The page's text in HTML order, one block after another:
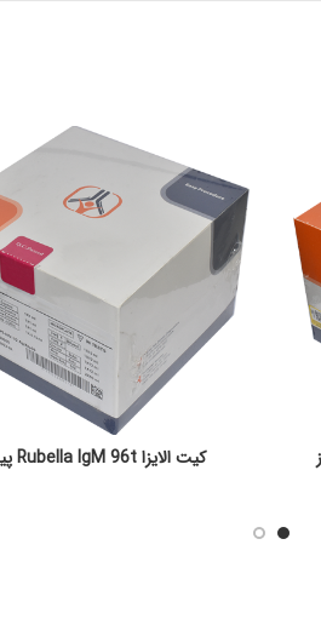
READ MORE کیت الایزا Rubella IgM 96t پیشتاز